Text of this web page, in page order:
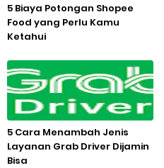
5 Biaya Potongan Shopee
Food yang Perlu Kamu
Ketahui
5 Cara Menambah Jenis
Layanan Grab Driver Dijamin
Bisa